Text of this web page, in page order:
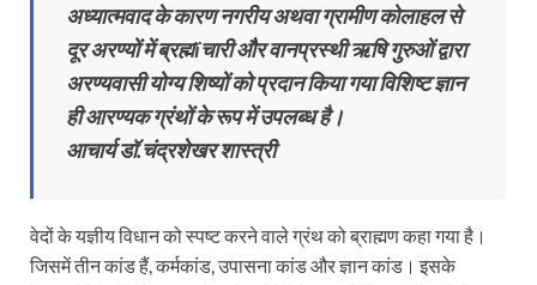
अध्यात्मवाद के कारण नगरीय अथवा ग्रामीण कोलाहल से
दूर अरण्यों में ब्रह्मïचारी औैर वानप्रस्थी ऋषि गुरुओं द्वारा
अरण्यवासी योग्य शिष्यों को प्रदान किया गया विशिष्ट ज्ञान
ही आरण्यक ग्रंथों के रूप में उपलब्ध है।
आचार्य डॉ.चंद्रशेखर शास्त्री
वेदों के यज्ञीय विधान को स्पष्ट करने वाले ग्रंथ को ब्राह्मण कहा गया है।
जिसमें तीन कांड हैं, कर्मकांड, उपासना कांड और ज्ञान कांड। इसके